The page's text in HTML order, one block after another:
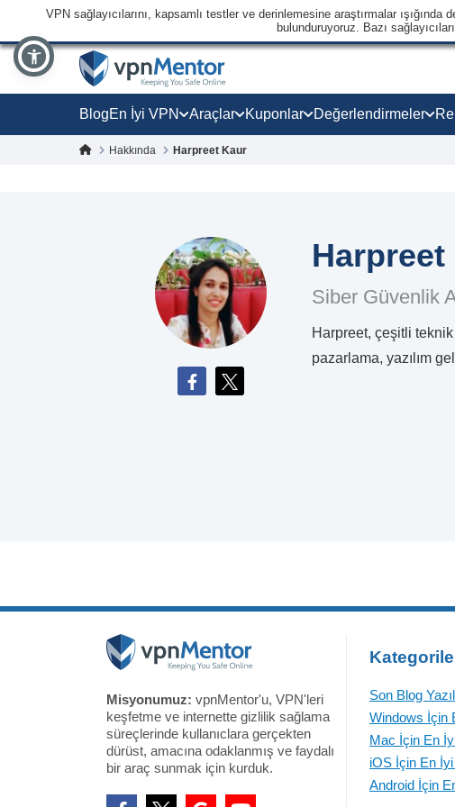
VPN sağlayıcılarını, kapsamlı testler ve derinlemesine araştırmalar
bulunduruyoruz. Bazı
BlogEn İyi VPN Araçlar Kuponlar Değerlendirmeler
Hakkında Harpreet Kaur
Harpreet
Siber Güvenlik
Harpreet, çeşitli
pazarlama, yazılım
Misyonumuz: vpnMentor'u, VPN'leri
keşfetme ve internette gizlilik sağlama
süreçlerinde kullanıclara gerçekten
dürüst, amacına odaklanmış ve faydalı
bir araç sunmak için kurduk.
Son Blog
Windows İçin
Mac İçin En
iOS İçin En
Android İçin